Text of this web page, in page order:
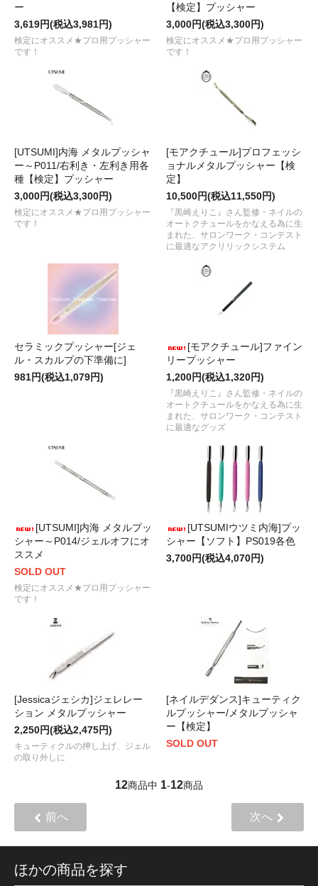
ー
3,619円(税込3,981円)
検定にオススメ★プロ用プッシャー
です！
【検定】プッシャー
3,000円(税込3,300円)
検定にオススメ★プロ用プッシャー
です！
[UTSUMI]内海 メタルプッシャ
ー～P011/右利き・左利き用各
種【検定】プッシャー
3,000円(税込3,300円)
検定にオススメ★プロ用プッシャー
です！
[モアクチュール]プロフェッシ
ョナルメタルプッシャー【検
定】
10,500円(税込11,550円)
『黒崎えりこ』さん監修・ネイルの
オートクチュールをかなえる為に生
まれた、サロンワーク・コンテスト
に最適なアクリリックシステム
セラミックプッシャー[ジェ
ル・スカルプの下準備に]
981円(税込1,079円)
[モアクチュール]ファイン
リープッシャー
1,200円(税込1,320円)
『黒崎えりこ』さん監修・ネイルの
オートクチュールをかなえる為に生
まれた、サロンワーク・コンテスト
に最適なグッズ
[UTSUMI]内海 メタルプッ
シャー～P014/ジェルオフにオ
ススメ
SOLD OUT
検定にオススメ★プロ用プッシャー
です！
[UTSUMIウツミ内海]プッ
シャー【ソフト】PS019各色
3,700円(税込4,070円)
[Jessicaジェシカ]ジェレレー
ション メタルプッシャー
2,250円(税込2,475円)
キューティクルの押し上げ、ジェル
の取り外しに
[ネイルデダンス]キューティク
ルプッシャー/メタルプッシャ
ー【検定】
SOLD OUT
12商品中 1-12商品
前へ 次へ
ほかの商品を探す